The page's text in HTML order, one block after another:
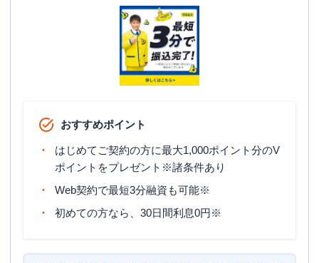
おすすめポイント
はじめてご契約の方に最大1,000ポイント分のV
ポイントをプレゼント※諸条件あり
Web契約で最短3分融資も可能※
初めての方なら、30日間利息0円※